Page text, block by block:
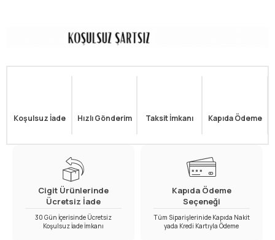
Koşulsuz İade Hızlı Gönderim Taksit İmkanı Kapıda Ödeme
Cigit Ürünlerinde
Ücretsiz İade
30 Gün İçerisinde Ücretsiz
Koşulsuz İade İmkanı
Kapıda Ödeme
Seçeneği
Tüm Siparişlerinide Kapıda Nakit
yada Kredi Kartıyla Ödeme